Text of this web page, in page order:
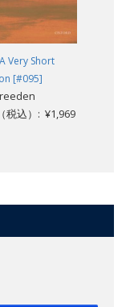
Very Short
[#095]
税込）: ¥1,969